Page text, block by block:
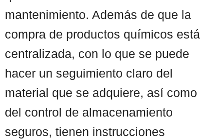
mantenimiento. Además de que la
compra de productos químicos está
centralizada, con lo que se puede
hacer un seguimiento claro del
material que se adquiere, así como
del control de almacenamiento
seguros, tienen instrucciones